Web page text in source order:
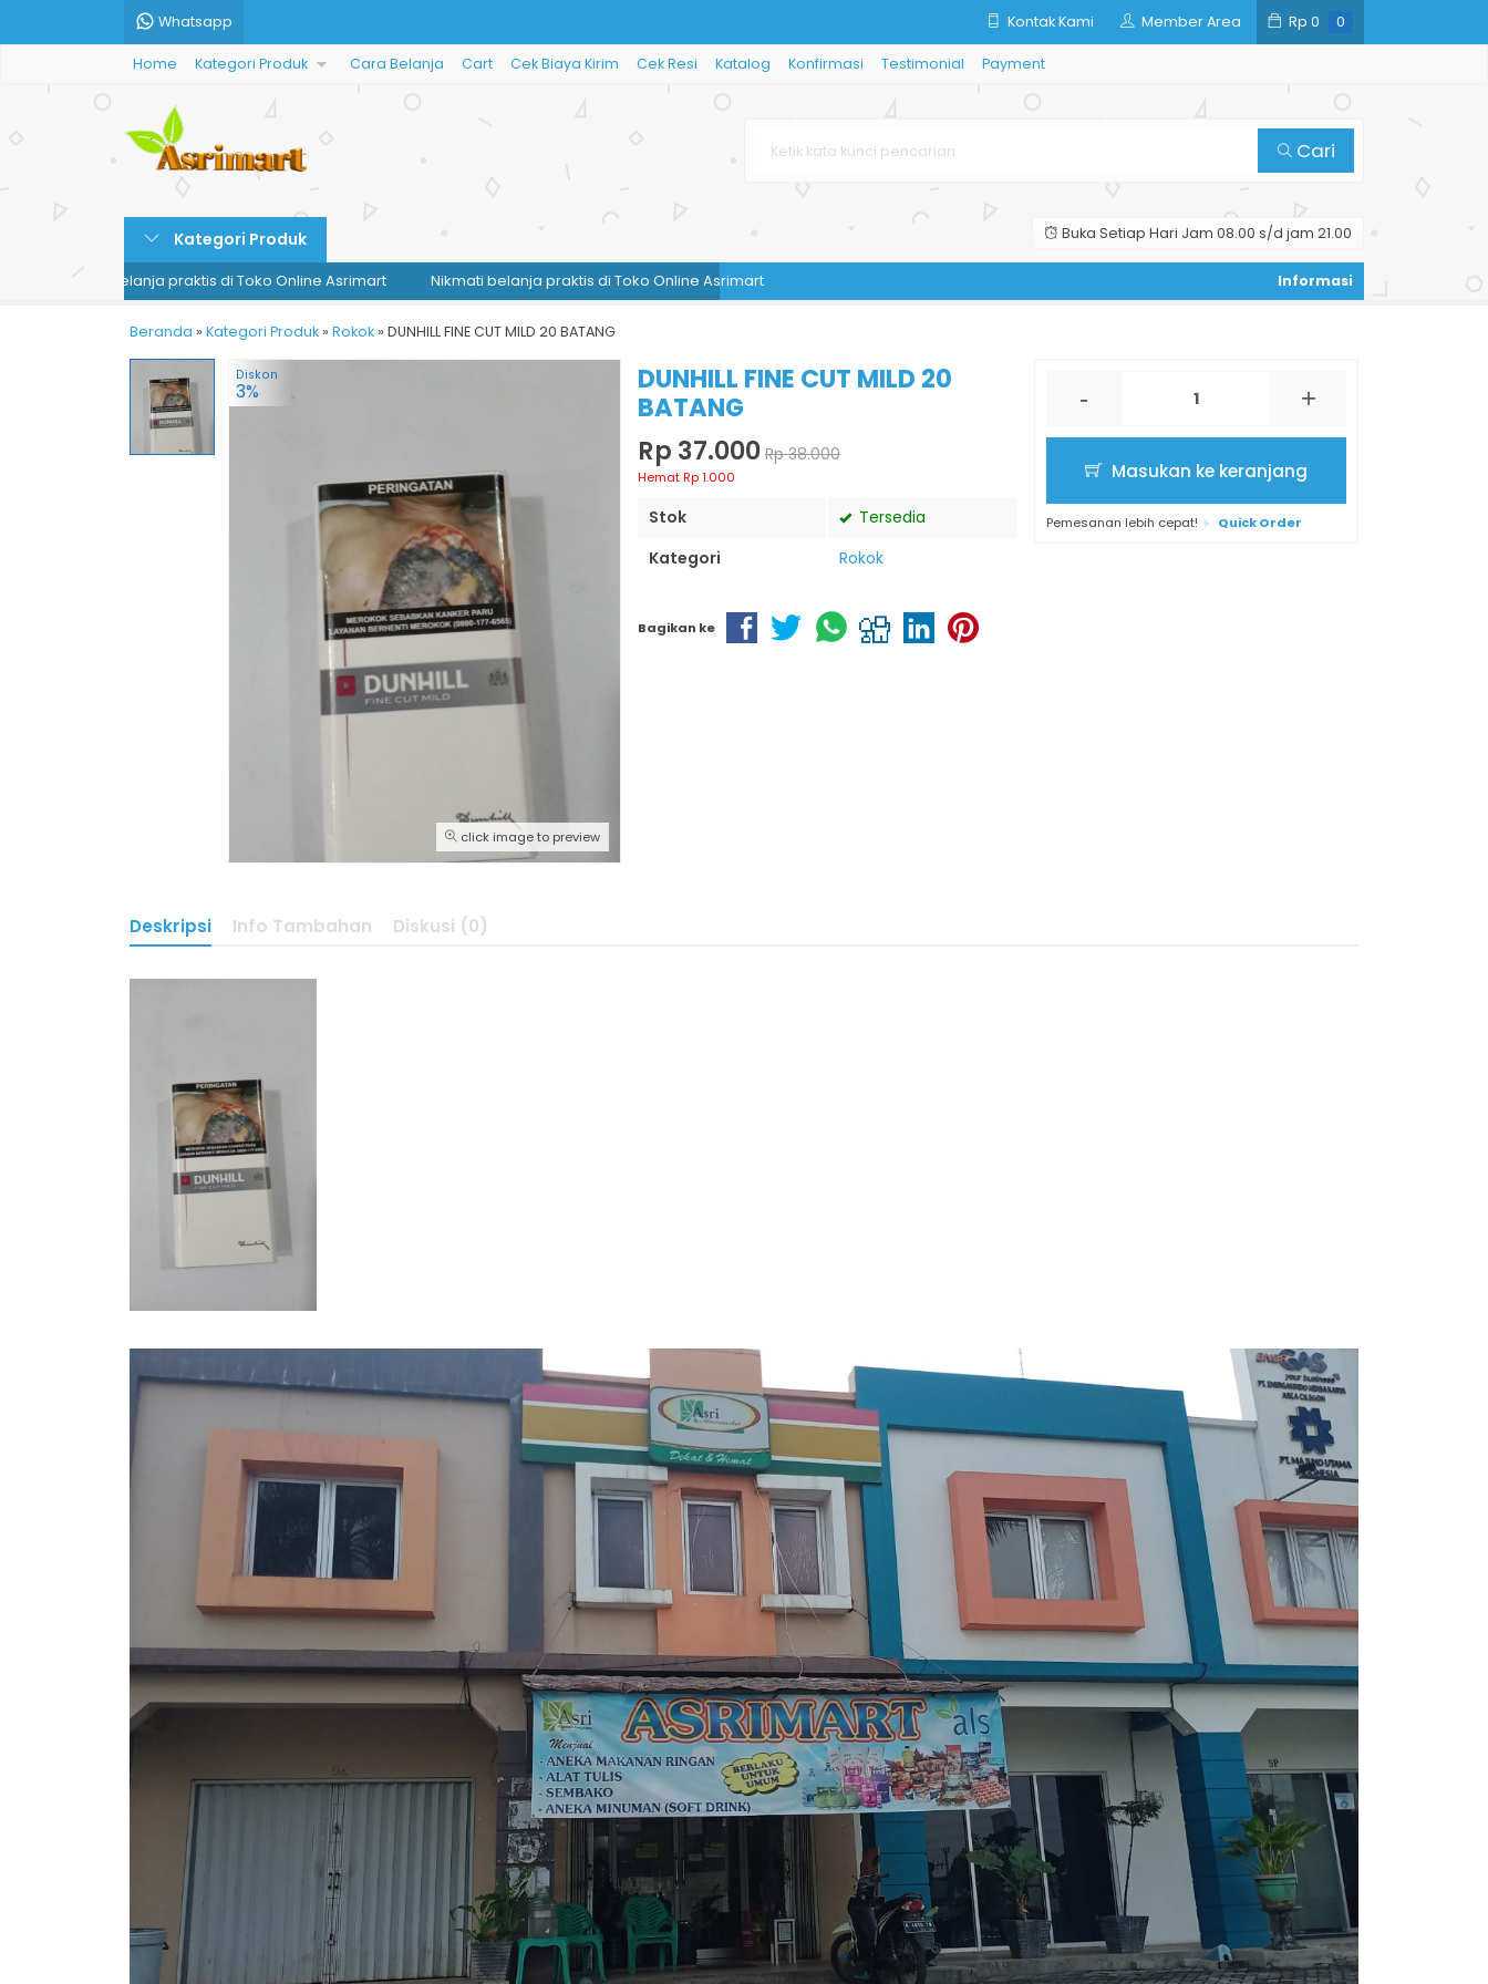
Whatsapp Kontak Kami Member Area Rp 0 0
Home Kategori Produk Cara Belanja Cart Cek Biaya Kirim Cek Resi Katalog Konfirmasi Testimonial Payment
Cari
Kategori Produk Buka Setiap Hari Jam 08.00 s/d jam 21.00
Nikmati belanja praktis di Toko Online Asrimart Nikmati belanja praktis di Toko Online Asrimart
Beranda » Kategori Produk » Rokok » DUNHILL FINE CUT MILD 20 BATANG
click image to preview
Diskon
3%
DUNHILL FINE CUT MILD 20
BATANG
Rp 37.000 Rp 38.000
Hemat Rp 1.000
Stok
Tersedia
Kategori
Rokok
- +
Masukan ke keranjang
Pemesanan lebih cepat! Quick Order
Bagikan ke
Deskripsi Info Tambahan Diskusi (0)